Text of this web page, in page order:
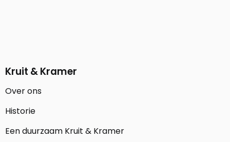
Kruit & Kramer
Over ons
Historie
Een duurzaam Kruit & Kramer